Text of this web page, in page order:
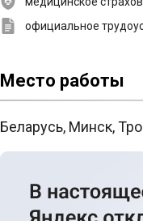
официальное
Место работы
Беларусь, Минск,